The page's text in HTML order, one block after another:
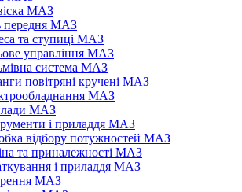
МАЗ
передня МАЗ
та ступиці МАЗ
управління МАЗ
система МАЗ
повітряні кручені МАЗ
МАЗ
МАЗ
і приладдя МАЗ
відбору потужностей МАЗ
та приналежності МАЗ
і приладдя МАЗ
МАЗ